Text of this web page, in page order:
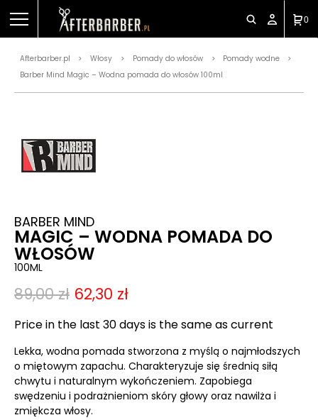
0
Afterbarber.pl > Włosy > Pomady do włosów > Pomady wodne
>
Barber Mind Magic – Wodna pomada do włosów 100ml
BARBER MIND
MAGIC – WODNA POMADA DO
WŁOSÓW
100ML
89,00zł 62,30 zł
Price in the last 30 days is the same as current
Lekka, wodna pomada stworzona z myślą o najmłodszych
o miętowym zapachu. Charakteryzuje się średnią siłą
chwytu i naturalnym wykończeniem. Zapobiega
swędzeniu i podrażnieniom skóry głowy oraz nawilża i
zmiękcza włosy.